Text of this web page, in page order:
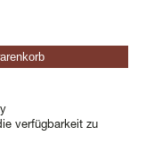
verfügbarkeit zu